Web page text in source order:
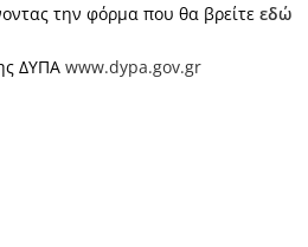
την φόρμα που θα βρείτε εδώ
ΔΥΠΑ www.dypa.gov.gr